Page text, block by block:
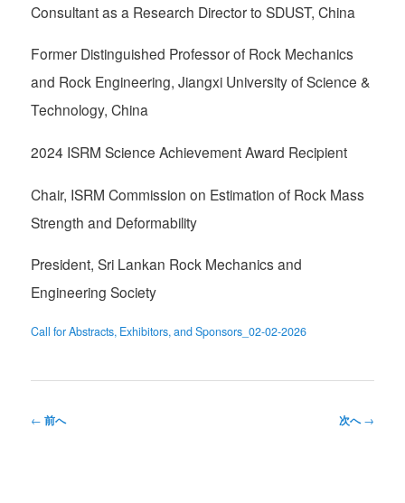
Consultant as a Research Director to SDUST, China
Former Distinguished Professor of Rock Mechanics
and Rock Engineering, Jiangxi University of Science &
Technology, China
2024 ISRM Science Achievement Award Recipient
Chair, ISRM Commission on Estimation of Rock Mass
Strength and Deformability
President, Sri Lankan Rock Mechanics and
Engineering Society
Call for Abstracts, Exhibitors, and Sponsors_02-02-2026
投
← 前へ 次へ→